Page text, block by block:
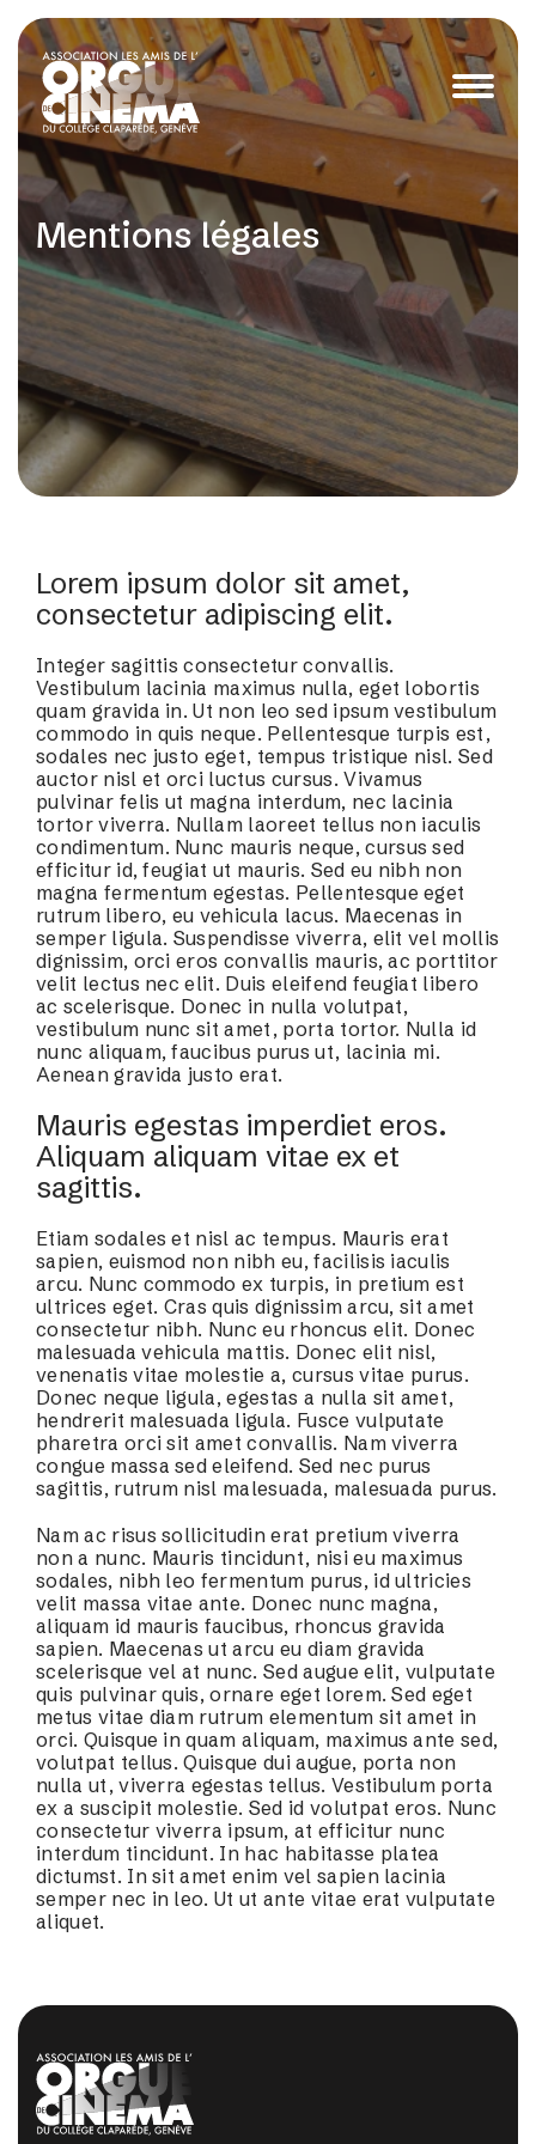
Mentions légales
Lorem ipsum dolor sit amet,
consectetur adipiscing elit.
Integer sagittis consectetur convallis.
Vestibulum lacinia maximus nulla, eget lobortis
quam gravida in. Ut non leo sed ipsum vestibulum
commodo in quis neque. Pellentesque turpis est,
sodales nec justo eget, tempus tristique nisl. Sed
auctor nisl et orci luctus cursus. Vivamus
pulvinar felis ut magna interdum, nec lacinia
tortor viverra. Nullam laoreet tellus non iaculis
condimentum. Nunc mauris neque, cursus sed
efficitur id, feugiat ut mauris. Sed eu nibh non
magna fermentum egestas. Pellentesque eget
rutrum libero, eu vehicula lacus. Maecenas in
semper ligula. Suspendisse viverra, elit vel mollis
dignissim, orci eros convallis mauris, ac porttitor
velit lectus nec elit. Duis eleifend feugiat libero
ac scelerisque. Donec in nulla volutpat,
vestibulum nunc sit amet, porta tortor. Nulla id
nunc aliquam, faucibus purus ut, lacinia mi.
Aenean gravida justo erat.
Mauris egestas imperdiet eros.
Aliquam aliquam vitae ex et
sagittis.
Etiam sodales et nisl ac tempus. Mauris erat
sapien, euismod non nibh eu, facilisis iaculis
arcu. Nunc commodo ex turpis, in pretium est
ultrices eget. Cras quis dignissim arcu, sit amet
consectetur nibh. Nunc eu rhoncus elit. Donec
malesuada vehicula mattis. Donec elit nisl,
venenatis vitae molestie a, cursus vitae purus.
Donec neque ligula, egestas a nulla sit amet,
hendrerit malesuada ligula. Fusce vulputate
pharetra orci sit amet convallis. Nam viverra
congue massa sed eleifend. Sed nec purus
sagittis, rutrum nisl malesuada, malesuada purus.
Nam ac risus sollicitudin erat pretium viverra
non a nunc. Mauris tincidunt, nisi eu maximus
sodales, nibh leo fermentum purus, id ultricies
velit massa vitae ante. Donec nunc magna,
aliquam id mauris faucibus, rhoncus gravida
sapien. Maecenas ut arcu eu diam gravida
scelerisque vel at nunc. Sed augue elit, vulputate
quis pulvinar quis, ornare eget lorem. Sed eget
metus vitae diam rutrum elementum sit amet in
orci. Quisque in quam aliquam, maximus ante sed,
volutpat tellus. Quisque dui augue, porta non
nulla ut, viverra egestas tellus. Vestibulum porta
ex a suscipit molestie. Sed id volutpat eros. Nunc
consectetur viverra ipsum, at efficitur nunc
interdum tincidunt. In hac habitasse platea
dictumst. In sit amet enim vel sapien lacinia
semper nec in leo. Ut ut ante vitae erat vulputate
aliquet.